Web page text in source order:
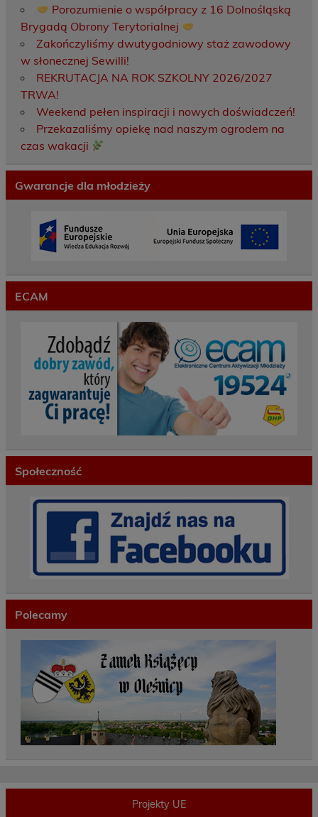
Porozumienie o współpracy z 16 Dolnośląską
Brygadą Obrony Terytorialnej
Zakończyliśmy dwutygodniowy staż zawodowy
w słonecznej Sewilli!
REKRUTACJA NA ROK SZKOLNY 2026/2027
TRWA!
Weekend pełen inspiracji i nowych doświadczeń!
Przekazaliśmy opiekę nad naszym ogrodem na
czas wakacji
Gwarancje dla młodzieży
ECAM
Społeczność
Polecamy
Projekty UE